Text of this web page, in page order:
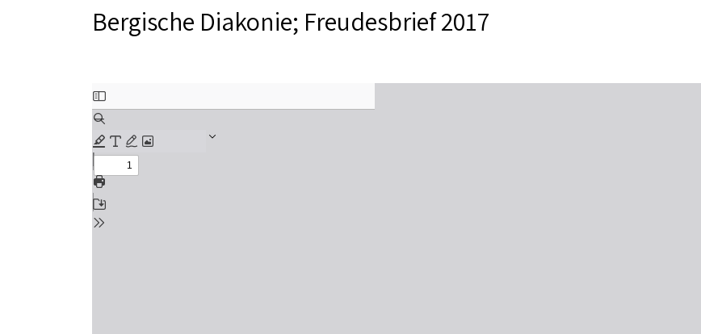
Bergische Diakonie; Freudesbrief 2017